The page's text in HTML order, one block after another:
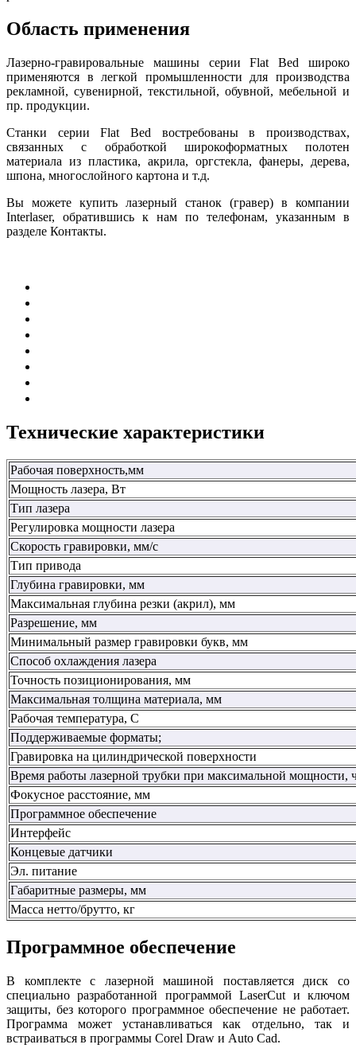
Область применения
Лазерно-гравировальные машины серии Flat Bed широко
применяются в легкой промышленности для производства
рекламной, сувенирной, текстильной, обувной, мебельной и
пр. продукции.
Станки серии Flat Bed востребованы в производствах,
связанных с обработкой широкоформатных полотен
материала из пластика, акрила, оргстекла, фанеры, дерева,
шпона, многослойного картона и т.д.
Вы можете купить лазерный станок (гравер) в компании
Interlaser, обратившись к нам по телефонам, указанным в
разделе Контакты.
Технические характеристики
Рабочая поверхность,мм
Мощность лазера, Вт
Тип лазера
Регулировка мощности лазера
Скорость гравировки, мм/с
Тип привода
Глубина гравировки, мм
Максимальная глубина резки (акрил), мм
Разрешение, мм
Минимальный размер гравировки букв, мм
Способ охлаждения лазера
Точность позиционирования, мм
Максимальная толщина материала, мм
Рабочая температура, С
Поддерживаемые форматы;
Гравировка на цилиндрической поверхности
Время работы лазерной трубки при максимальной мощности,
Фокусное расстояние, мм
Программное обеспечение
Интерфейс
Концевые датчики
Эл. питание
Габаритные размеры, мм
Масса нетто/брутто, кг
Программное обеспечение
В комплекте с лазерной машиной поставляется диск со
специально разработанной программой LaserCut и ключом
защиты, без которого программное обеспечение не работает.
Программа может устанавливаться как отдельно, так и
встраиваться в программы Corel Draw и Auto Cad.